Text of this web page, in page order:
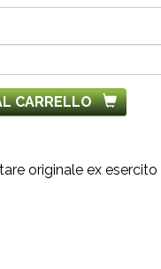
CARRELLO
originale ex esercito